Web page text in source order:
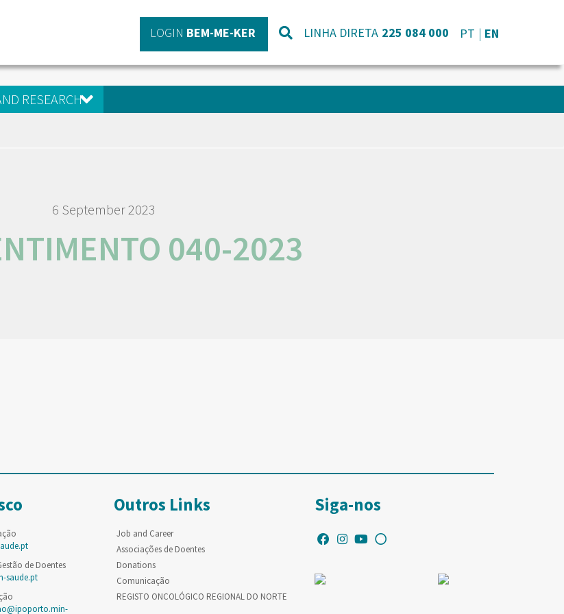
LOGIN BEM-ME-KER LINHA DIRETA 225 084 000 PT EN
RESEARCH
6 September 2023
040-2023
de Doentes
saude.pt
Outros Links
Job and Career
Associações de Doentes
Donations
Comunicação
REGISTO ONCOLÓGICO REGIONAL DO NORTE
Siga-nos